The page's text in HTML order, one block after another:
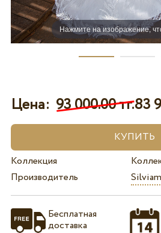
Нажмите на изображение,
Цена: 93 000.00 тг.83
Коллекция
Производитель
Бесплатная
доставка